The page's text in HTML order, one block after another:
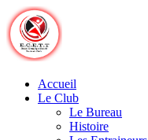
Skip
to
content
Accueil
Le Club
Le Bureau
Histoire